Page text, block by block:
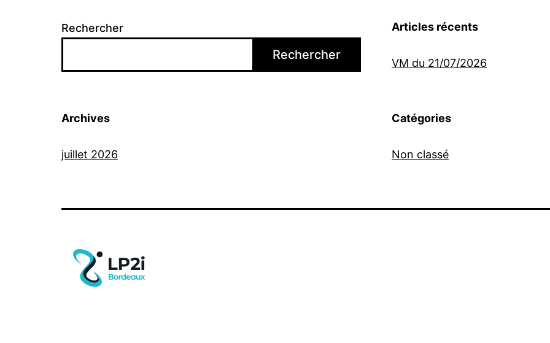
Rechercher
Rechercher
Articles récents
VM du 21/07/2026
Archives
juillet 2026
Catégories
Non classé